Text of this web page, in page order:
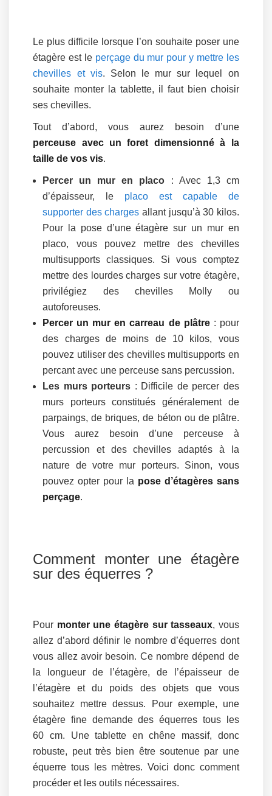
Le plus difficile lorsque l’on souhaite poser une
étagère est le perçage du mur pour y mettre les
chevilles et vis. Selon le mur sur lequel on
souhaite monter la tablette, il faut bien choisir
ses chevilles.
Tout d’abord, vous aurez besoin d’une
perceuse avec un foret dimensionné à la
taille de vos vis.
Percer un mur en placo : Avec 1,3 cm
d’épaisseur, le placo est capable de
supporter des charges allant jusqu’à 30 kilos.
Pour la pose d’une étagère sur un mur en
placo, vous pouvez mettre des chevilles
multisupports classiques. Si vous comptez
mettre des lourdes charges sur votre étagère,
privilégiez des chevilles Molly ou
autoforeuses.
Percer un mur en carreau de plâtre: pour
des charges de moins de 10 kilos, vous
pouvez utiliser des chevilles multisupports en
percant avec une perceuse sans percussion.
Les murs porteurs : Difficile de percer des
murs porteurs constitués généralement de
parpaings, de briques, de béton ou de plâtre.
Vous aurez besoin d’une perceuse à
percussion et des chevilles adaptés à la
nature de votre mur porteurs. Sinon, vous
pouvez opter pour la pose d’étagères sans
perçage.
Comment monter une étagère
sur des équerres ?
Pour monter une étagère sur tasseaux, vous
allez d’abord définir le nombre d’équerres dont
vous allez avoir besoin. Ce nombre dépend de
la longueur de l’étagère, de l’épaisseur de
l’étagère et du poids des objets que vous
souhaitez mettre dessus. Pour exemple, une
étagère fine demande des équerres tous les
60 cm. Une tablette en chêne massif, donc
robuste, peut très bien être soutenue par une
équerre tous les mètres. Voici donc comment
procéder et les outils nécessaires.